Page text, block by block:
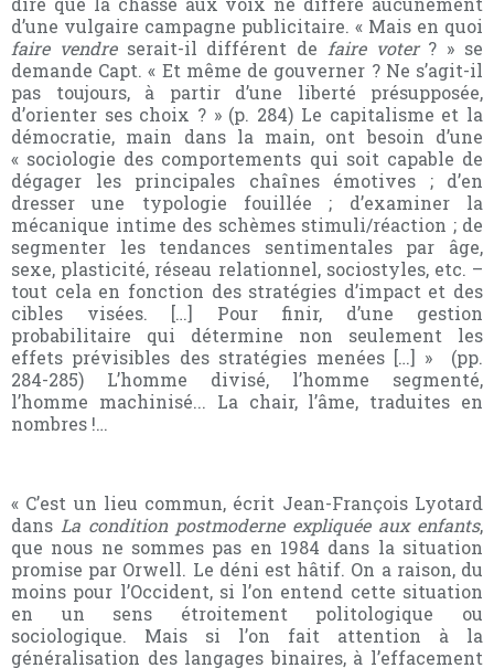
d’une vulgaire campagne publicitaire. « Mais en quoi
faire vendreserait-il différent de faire voter? » se
demande Capt. « Et même de gouverner ? Ne s’agit-il
pas toujours, à partir d’une liberté présupposée,
d’orienter ses choix ? » (p. 284) Le capitalisme et la
démocratie, main dans la main, ont besoin d’une
« sociologie des comportements qui soit capable de
dégager les principales chaînes émotives ; d’en
dresser une typologie fouillée ; d’examiner la
mécanique intime des schèmes stimuli/réaction ; de
segmenter les tendances sentimentales par âge,
sexe, plasticité, réseau relationnel, sociostyles, etc. –
tout cela en fonction des stratégies d’impact et des
cibles visées. […] Pour finir, d’une gestion
probabilitaire qui détermine non seulement les
effets prévisibles des stratégies menées […] »
(pp.
284-285) L’homme divisé, l’homme segmenté,
l’homme machinisé... La chair, l’âme, traduites en
nombres !…
« C’est un lieu commun, écrit Jean-François Lyotard
dans La condition postmoderne expliquée aux enfants,
que nous ne sommes pas en 1984 dans la situation
promise par Orwell. Le déni est hâtif. On a raison, du
moins pour l’Occident, si l’on entend cette situation
en un sens étroitement politologique ou
sociologique. Mais si l’on fait attention à la
généralisation des langages binaires, à l’effacement